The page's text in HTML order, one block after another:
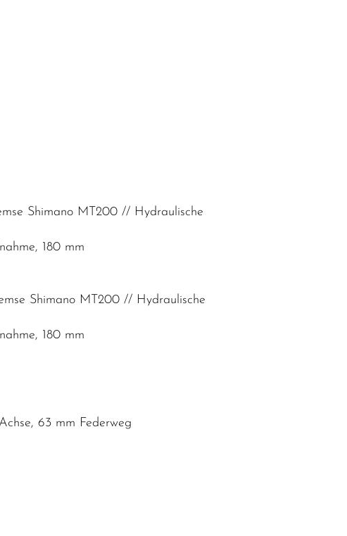
Shimano MT200 // Hydraulische
180 mm
Shimano MT200 // Hydraulische
180 mm
63 mm Federweg